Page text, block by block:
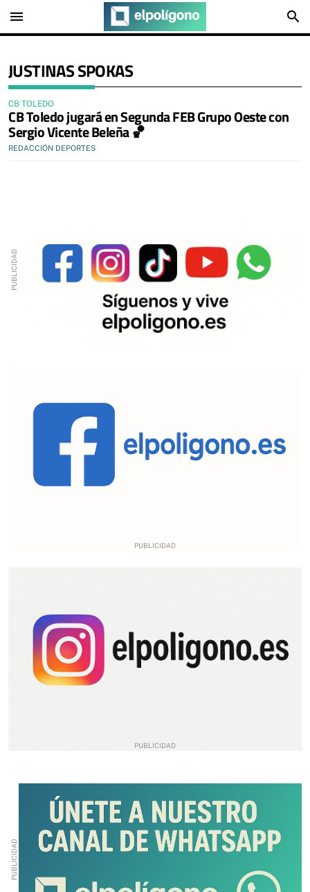
menu search
JUSTINAS SPOKAS
CB TOLEDO
CB Toledo jugará en Segunda FEB Grupo Oeste con
Sergio Vicente Beleña 🏀
REDACCIÓN DEPORTES